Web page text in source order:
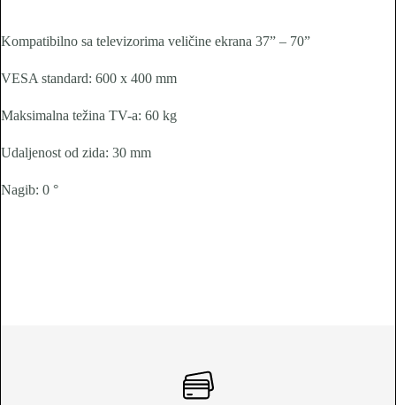
Kompatibilno sa televizorima veličine ekrana 37” – 70”
VESA standard: 600 x 400 mm
Maksimalna težina TV-a: 60 kg
Udaljenost od zida: 30 mm
Nagib: 0 °